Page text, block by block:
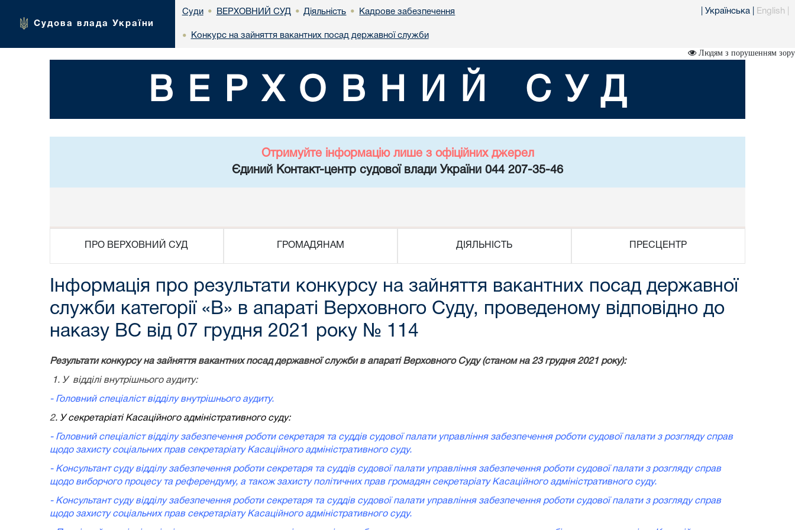
Судова влада України
Суди • ВЕРХОВНИЙ СУД • Діяльність • Кадрове забезпечення
• Конкурс на зайняття вакантних посад державної служби
Українська English
Людям з порушенням зору
ВЕРХОВНИЙ СУД
Отримуйте інформацію лише з офіційних джерел
Єдиний Контакт-центр судової влади України 044 207-35-46
ПРО ВЕРХОВНИЙ СУД ГРОМАДЯНАМ ДІЯЛЬНІСТЬ ПРЕСЦЕНТР
Інформація про результати конкурсу на зайняття вакантних посад державної
служби категорії «В» в апараті Верховного Суду, проведеному відповідно до
наказу ВС від 07 грудня 2021 року № 114
Результати конкурсу на зайняття вакантних посад державної служби в апараті Верховного Суду (станом на 23 грудня 2021 року):
1. У відділі внутрішнього аудиту:
- Головний спеціаліст відділу внутрішнього аудиту.
2. У секретаріаті Касаційного адміністративного суду:
- Головний спеціаліст відділу забезпечення роботи секретаря та суддів судової палати управління забезпечення роботи судової палати з розгляду справ
щодо захисту соціальних прав секретаріату Касаційного адміністративного суду.
- Консультант суду відділу забезпечення роботи секретаря та суддів судової палати управління забезпечення роботи судової палати з розгляду справ
щодо виборчого процесу та референдуму, а також захисту політичних прав громадян секретаріату Касаційного адміністративного суду.
- Консультант суду відділу забезпечення роботи секретаря та суддів судової палати управління забезпечення роботи судової палати з розгляду справ
щодо захисту соціальних прав секретаріату Касаційного адміністративного суду.